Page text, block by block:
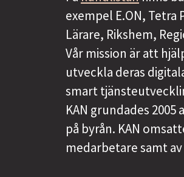
exempel E.ON, Tetra
Lärare, Rikshem,
Vår mission är att
utveckla deras
smart
KAN grundades
på byrån. KAN
medarbetare samt